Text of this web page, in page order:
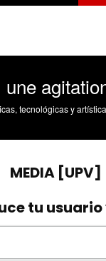
tecnológicas y